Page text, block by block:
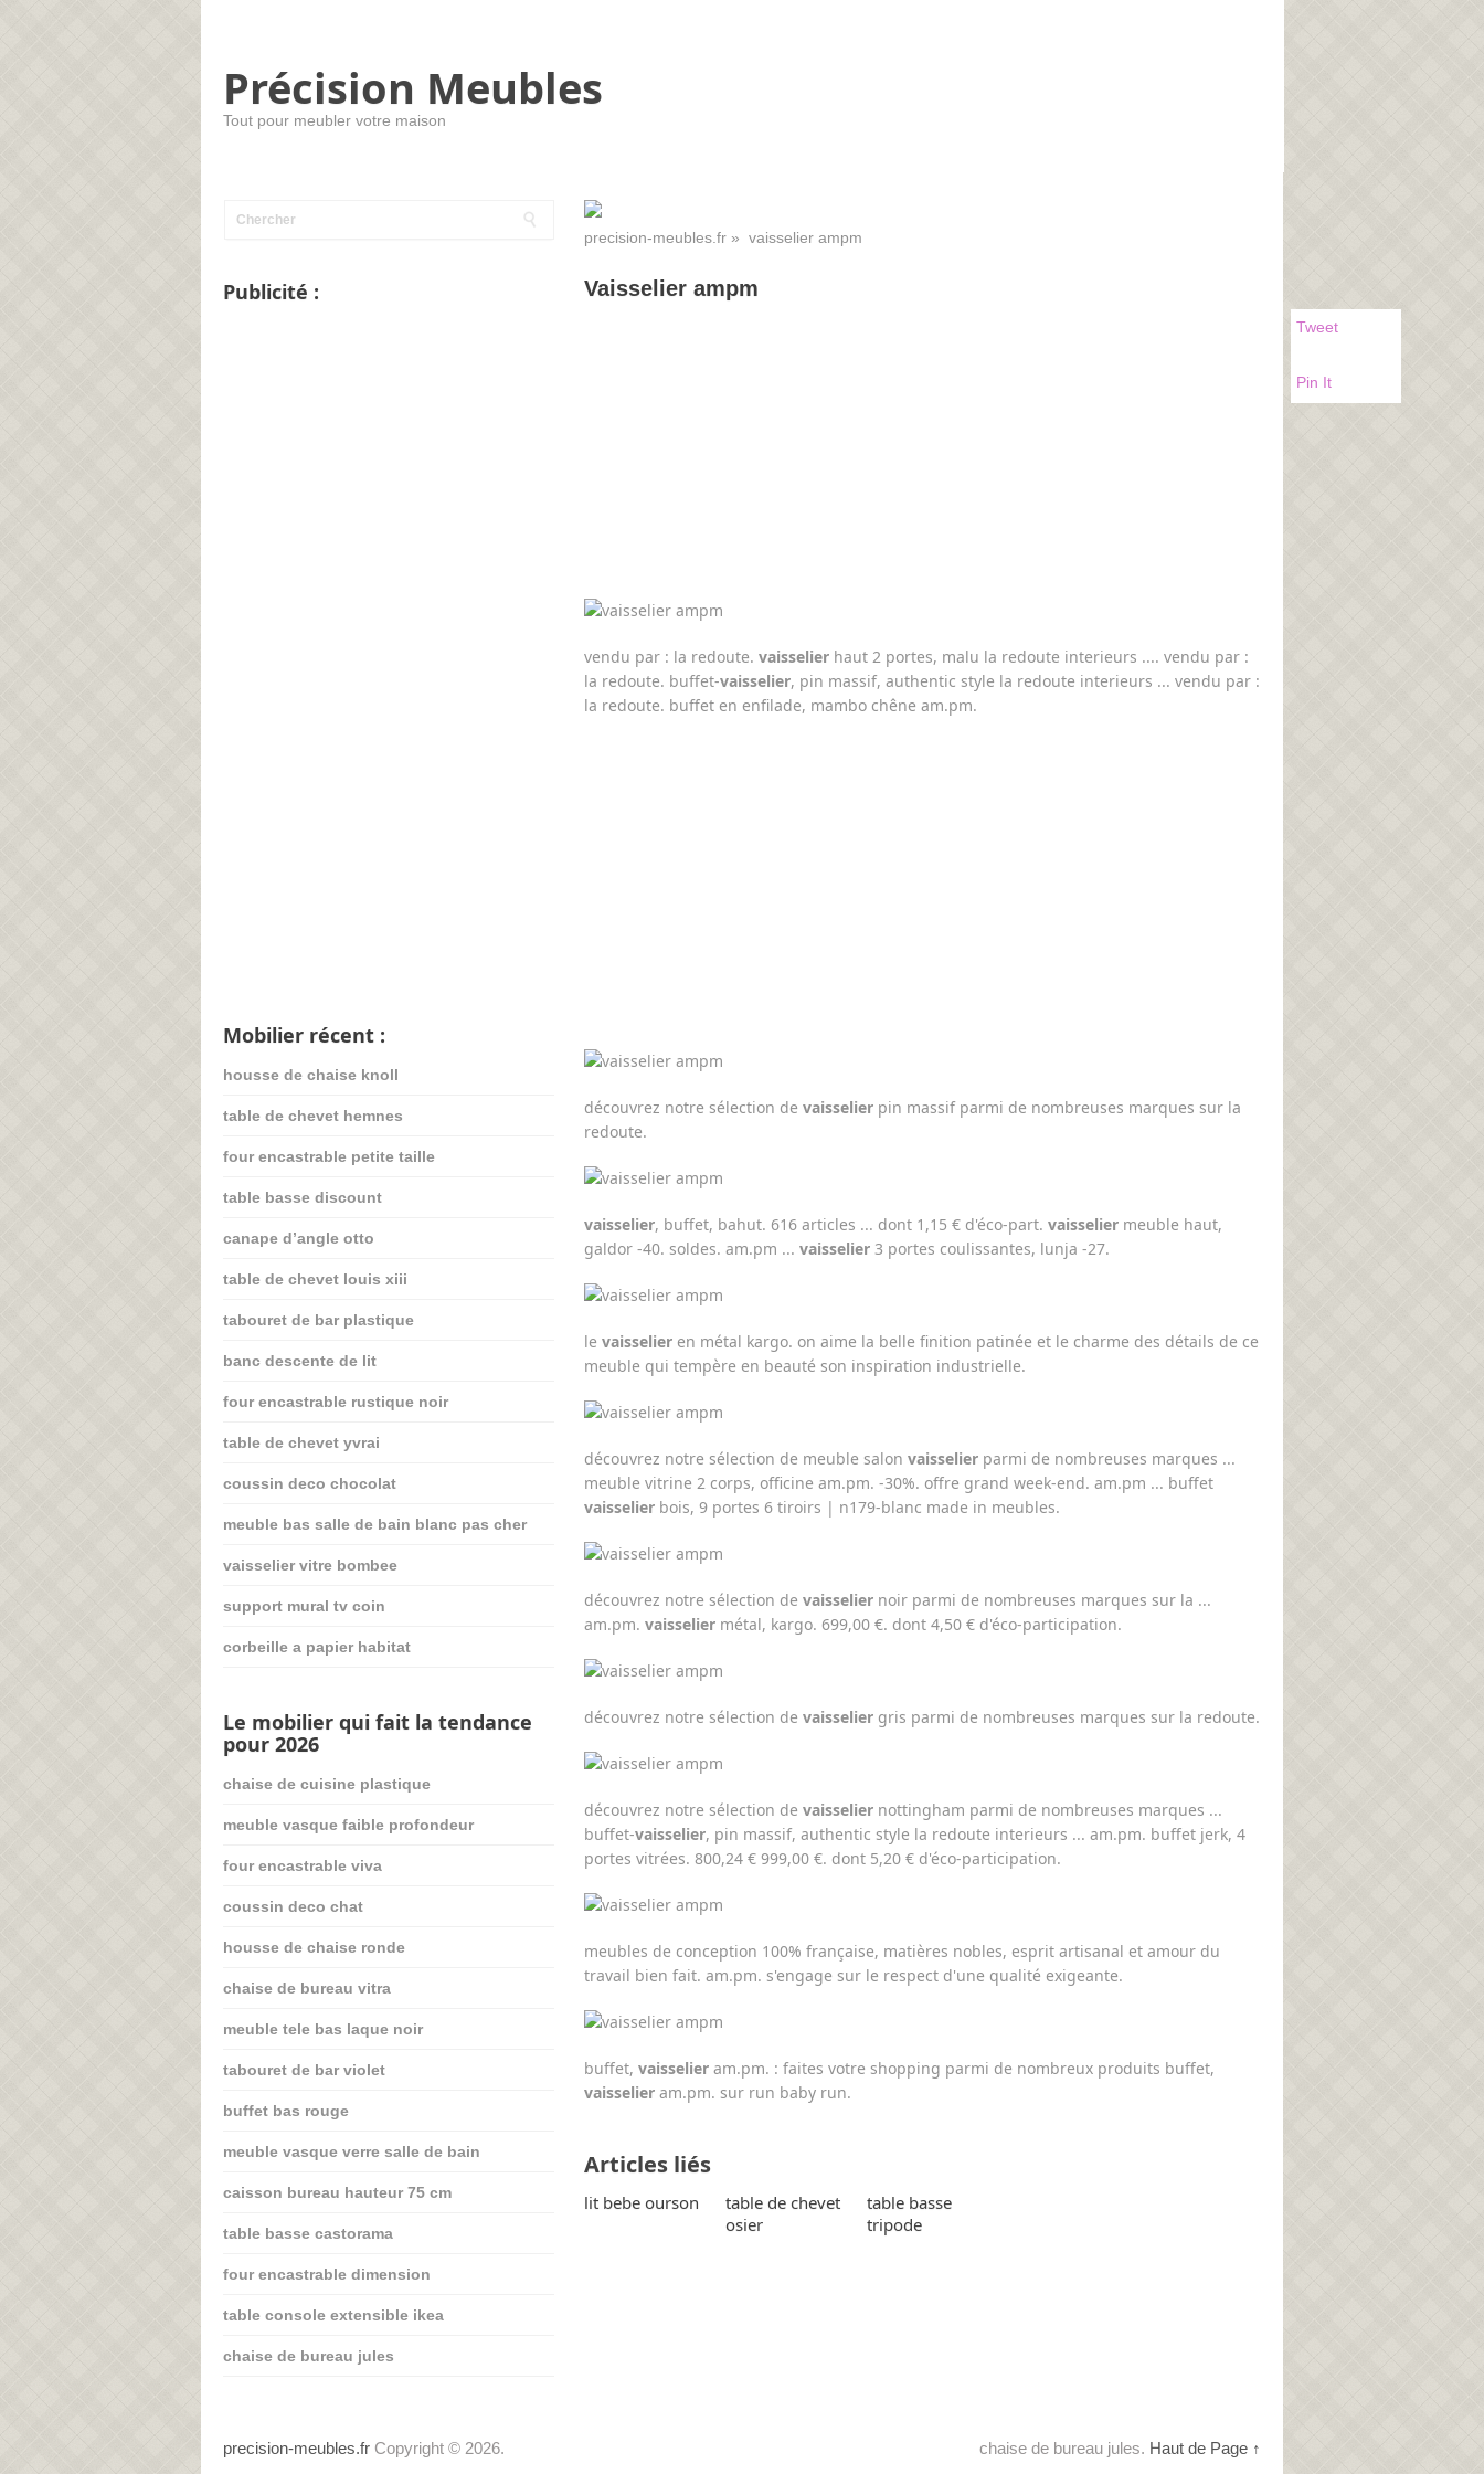
Précision Meubles
Tout pour meubler votre maison
precision-meubles.fr» vaisselier ampm
Vaisselier ampm
vendu par : la redoute. vaisselierhaut 2 portes, malu la redoute interieurs .... vendu par :
la redoute. buffet-vaisselier, pin massif, authentic style la redoute interieurs ... vendu par :
la redoute. buffet en enfilade, mambo chêne am.pm.
découvrez notre sélection de vaisselierpin massif parmi de nombreuses marques sur la
redoute.
vaisselier, buffet, bahut. 616 articles ... dont 1,15 € d'éco-part. vaisseliermeuble haut,
galdor -40. soldes. am.pm ... vaisselier3 portes coulissantes, lunja -27.
le vaisselieren métal kargo. on aime la belle finition patinée et le charme des détails de ce
meuble qui tempère en beauté son inspiration industrielle.
découvrez notre sélection de meuble salon vaisselierparmi de nombreuses marques ...
meuble vitrine 2 corps, officine am.pm. -30%. offre grand week-end. am.pm ... buffet
vaisselierbois, 9 portes 6 tiroirs | n179-blanc made in meubles.
découvrez notre sélection de vaisseliernoir parmi de nombreuses marques sur la ...
am.pm. vaisseliermétal, kargo. 699,00 €. dont 4,50 € d'éco-participation.
découvrez notre sélection de vaisseliergris parmi de nombreuses marques sur la redoute.
découvrez notre sélection de vaisseliernottingham parmi de nombreuses marques ...
buffet-vaisselier, pin massif, authentic style la redoute interieurs ... am.pm. buffet jerk, 4
portes vitrées. 800,24 € 999,00 €. dont 5,20 € d'éco-participation.
meubles de conception 100% française, matières nobles, esprit artisanal et amour du
travail bien fait. am.pm. s'engage sur le respect d'une qualité exigeante.
buffet, vaisselieram.pm. : faites votre shopping parmi de nombreux produits buffet,
vaisselieram.pm. sur run baby run.
Tweet
Pin It
Articles liés
lit bebe ourson
table de chevet
osier
table basse
tripode
Publicité :
Mobilier récent :
housse de chaise knoll
table de chevet hemnes
four encastrable petite taille
table basse discount
canape d’angle otto
table de chevet louis xiii
tabouret de bar plastique
banc descente de lit
four encastrable rustique noir
table de chevet yvrai
coussin deco chocolat
meuble bas salle de bain blanc pas cher
vaisselier vitre bombee
support mural tv coin
corbeille a papier habitat
Le mobilier qui fait la tendance
pour 2026
chaise de cuisine plastique
meuble vasque faible profondeur
four encastrable viva
coussin deco chat
housse de chaise ronde
chaise de bureau vitra
meuble tele bas laque noir
tabouret de bar violet
buffet bas rouge
meuble vasque verre salle de bain
caisson bureau hauteur 75 cm
table basse castorama
four encastrable dimension
table console extensible ikea
chaise de bureau jules
precision-meubles.frCopyright © 2026. chaise de bureau jules. Haut de Page ↑